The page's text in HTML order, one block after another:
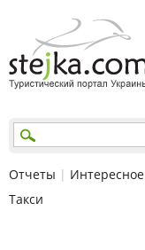
Отчеты | Интересное
Такси